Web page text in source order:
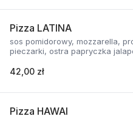
Pizza LATINA
sos pomidorowy, mozzarella,
pieczarki, ostra papryczka
42,00 zł
Pizza HAWAI